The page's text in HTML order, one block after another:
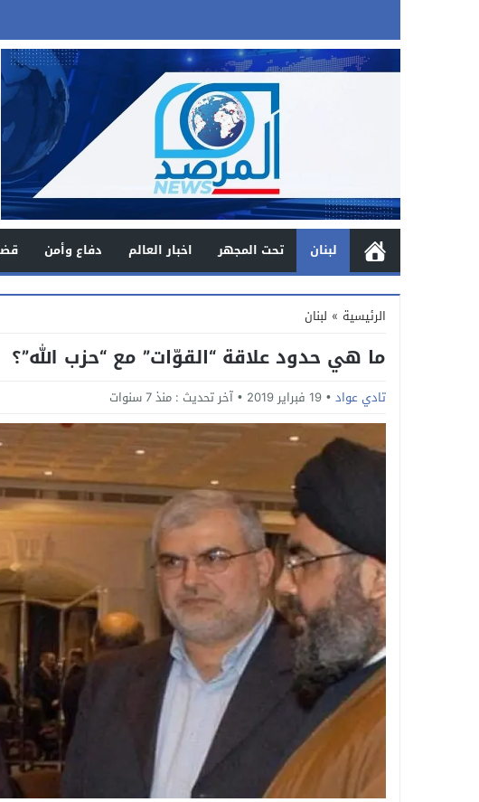
لبنان تحت المجهر اخبار العالم دفاع وأمن
الرئيسية » لبنان
ما هي حدود علاقة “القوّات” مع “حزب الله”؟
تادي عواد 19 فبراير 2019 آخر تحديث : منذ 7 سنوات